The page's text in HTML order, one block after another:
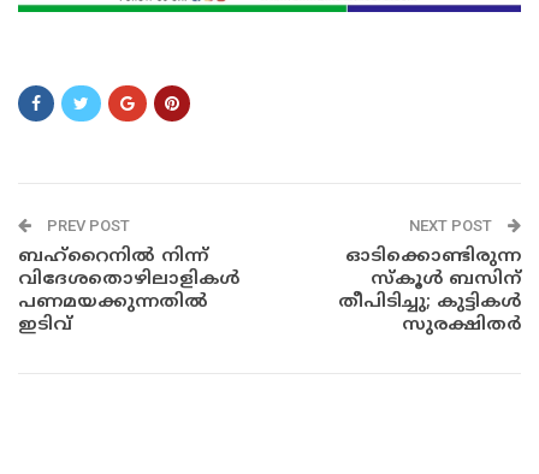
PREV POST
ബഹ്റൈനിൽ നിന്ന്
വിദേശതൊഴിലാളികൾ
പണമയക്കുന്നതിൽ
ഇടിവ്
NEXT POST
ഓടിക്കൊണ്ടിരുന്ന
സ്കൂൾ ബസിന്
തീപിടിച്ചു; കുട്ടികൾ
സുരക്ഷിതർ